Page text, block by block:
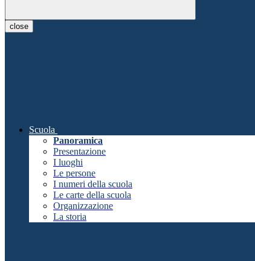
close
Scuola
Panoramica
Presentazione
I luoghi
Le persone
I numeri della scuola
Le carte della scuola
Organizzazione
La storia